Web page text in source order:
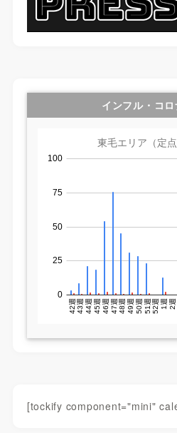
インフル・コ
[tockify component="mini"